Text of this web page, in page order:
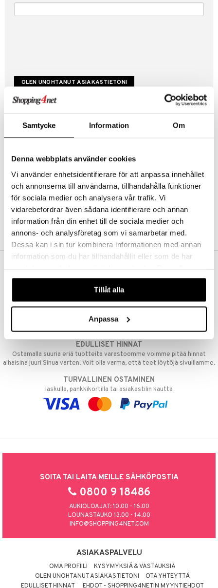
Samtycke Information Om
Denna webbplats använder cookies
Vi använder enhetsidentifierare för att anpassa innehållet
och annonserna till användarna, tillhandahålla funktioner
för sociala medier och analysera vår trafik. Vi
vidarebefordrar även sådana identifierare och annan
information från din enhet till de sociala medier och
annons- och analysföretag som vi samarbetar med.
Dessa kan i sin tur kombinera informationen med annan
information som du har tillhandahållit eller som de har
våra cookies vid fortsatt användande av vår webbplats.
Tillåt alla
Anpassa
Luo uusi asiakas
Hyviä tarjouksia
Kestotilaus
Arvostele tuotteita
Toivelistat
LUO ASIAKAS
Aina maksuton vaihtoehto, huolimatta siitä ostatko yksittäisen
tuotteen tai koko tilauksellesi joka ylittää 50 €.
NOPEAT TOIMITUKSET
Ennen kello 13.00 tehdyt tilaukset lähetetään normaalisti samana
EDULLISET HINNAT
Ostamalla suuria eriä tuotteita varastoomme voimme pitää hinnat
alhaisina juuri Sinua varten! Voit olla varma, että teet löytöjä sivuillamme.
TURVALLINEN OSTAMINEN
laskulla, pankkikortilla tai asiakastilin kautta
SOITA TAI LAITA MEILLE SÄHKÖPOSTIA
0800 9 18486
AUKIOLOAJAT: 10.00 - 16.00
LOUNASTAUKO 13.00 - 14.00
INFO@SHOPPING4NET.COM
ASIAKASPALVELU
OMA PROFIILI
KYSYMYKSIÄ & VASTAUKSIA
OLEN UNOHTANUT ASIAKASTIETONI
OTA YHTEYTTÄ
EDULLISET HINNAT
EHDOT - SHOPPING4NETIN MYYNTIEHDOT